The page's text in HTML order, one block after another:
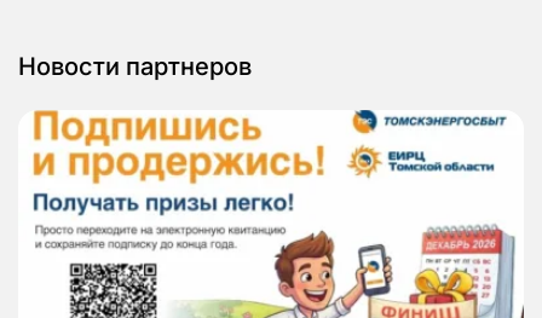
Новости партнеров